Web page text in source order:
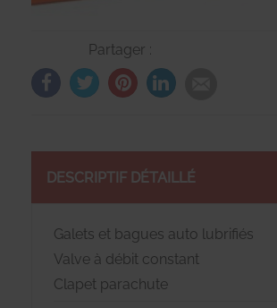
Partager :
DESCRIPTIF DÉTAILLÉ
Galets et bagues auto lubrifiés
Valve à débit constant
Clapet parachute